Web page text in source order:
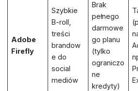
Adobe
Firefly
Szybkie
B-roll,
treści
brandow
e do
social
mediów
Brak
pełnego
darmowe
go planu
(tylko
ograniczo
ne
kredyty)